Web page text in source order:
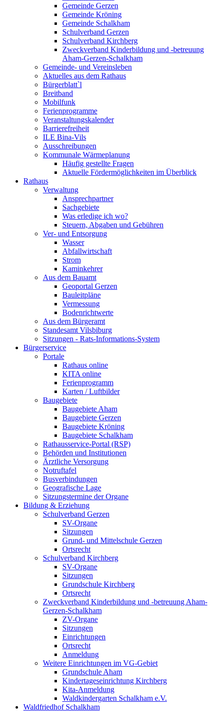
Gemeinde Gerzen
Gemeinde Kröning
Gemeinde Schalkham
Schulverband Gerzen
Schulverband Kirchberg
Zweckverband Kinderbildung und -betreuung
Aham-Gerzen-Schalkham
Gemeinde- und Vereinsleben
Aktuelles aus dem Rathaus
Bürgerblatt`l
Breitband
Mobilfunk
Ferienprogramme
Veranstaltungskalender
Barrierefreiheit
ILE Bina-Vils
Ausschreibungen
Kommunale Wärmeplanung
Häufig gestellte Fragen
Aktuelle Fördermöglichkeiten im Überblick
Rathaus
Verwaltung
Ansprechpartner
Sachgebiete
Was erledige ich wo?
Steuern, Abgaben und Gebühren
Ver- und Entsorgung
Wasser
Abfallwirtschaft
Strom
Kaminkehrer
Aus dem Bauamt
Geoportal Gerzen
Bauleitpläne
Vermessung
Bodenrichtwerte
Aus dem Bürgeramt
Standesamt Vilsbiburg
Sitzungen - Rats-Informations-System
Bürgerservice
Portale
Rathaus online
KITA online
Ferienprogramm
Karten / Luftbilder
Baugebiete
Baugebiete Aham
Baugebiete Gerzen
Baugebiete Kröning
Baugebiete Schalkham
Rathausservice-Portal (RSP)
Behörden und Institutionen
Ärztliche Versorgung
Notruftafel
Busverbindungen
Geografische Lage
Sitzungstermine der Organe
Bildung & Erziehung
Schulverband Gerzen
SV-Organe
Sitzungen
Grund- und Mittelschule Gerzen
Ortsrecht
Schulverband Kirchberg
SV-Organe
Sitzungen
Grundschule Kirchberg
Ortsrecht
Zweckverband Kinderbildung und -betreuung Aham-
Gerzen-Schalkham
ZV-Organe
Sitzungen
Einrichtungen
Ortsrecht
Anmeldung
Weitere Einrichtungen im VG-Gebiet
Grundschule Aham
Kindertageseinrichtung Kirchberg
Kita-Anmeldung
Waldkindergarten Schalkham e.V.
Waldfriedhof Schalkham